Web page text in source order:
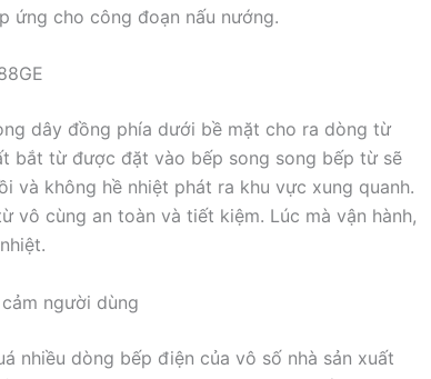
ứng cho công đoạn nấu nướng.
dây đồng phía dưới bề mặt cho ra dòng từ
bắt từ được đặt vào bếp song song bếp từ sẽ
và không hề nhiệt phát ra khu vực xung quanh.
vô cùng an toàn và tiết kiệm. Lúc mà vận hành,
người dùng
nhiều dòng bếp điện của vô số nhà sản xuất